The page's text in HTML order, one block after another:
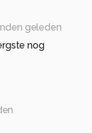
geleden
nog